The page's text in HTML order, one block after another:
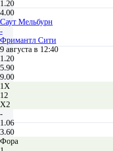
1.20
4.00
Саут Мельбурн
-
Фримантл Сити
9 августа в 12:40
1.20
5.90
9.00
1X
12
X2
-
1.06
3.60
Фора